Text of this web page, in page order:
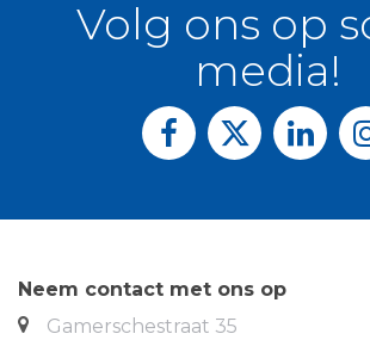
Volg ons op
media!
Neem contact met ons op
Gamerschestraat 35